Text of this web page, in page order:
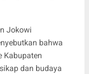
Jokowi
bahwa
Kabupaten
dan budaya